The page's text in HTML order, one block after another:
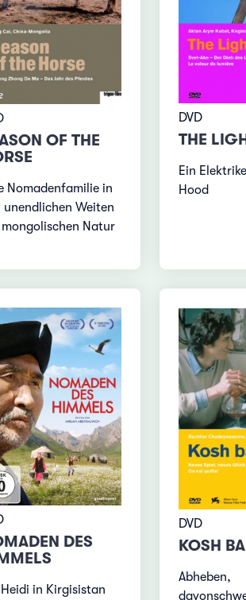
OF THE
Nomadenfamilie in
unendlichen Weiten
Natur
DVD
THE
Ein
Hood
DES
Heidi in Kirgisistan
DVD
KOSH
Abheben,